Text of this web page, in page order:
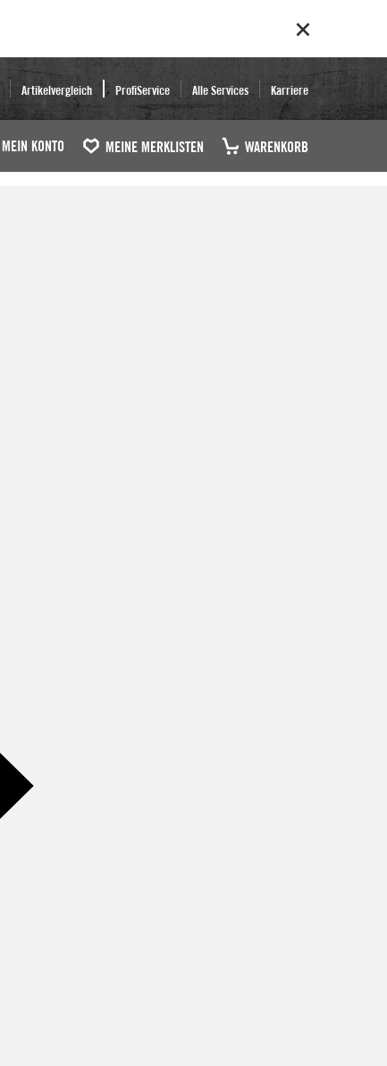
Artikelvergleich ProfiService Alle Services Karriere
MEIN KONTO MEINE MERKLISTEN WARENKORB